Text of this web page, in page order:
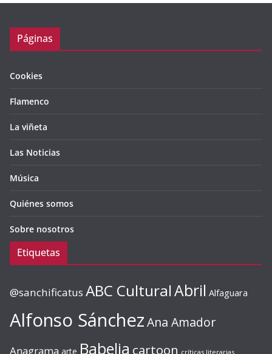
Páginas
Cookies
Flamenco
La viñeta
Las Noticias
Música
Quiénes somos
Sobre nosotros
Etiquetas
@sanchificatus ABC CulturalAbril Alfaguara
Alfonso SánchezAna Amador
Anagrama arte Babelia cartoon críticas literarias